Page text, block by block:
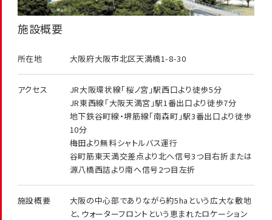
施設概要
所在地 大阪府大阪市北区天満橋1-8-30
アクセス
JR大阪環状線「桜ノ宮」駅西口より徒歩5分
JR東西線「大阪天満宮」駅1番出口より徒歩7分
地下鉄谷町線・堺筋線「南森町」駅3番出口より徒歩
10分
梅田より無料シャトルバス運行
谷町筋東天満交差点より北へ信号3つ目右折または
源八橋西詰より南へ信号2つ目左折
施設概要
大阪の中心部でありながら約5haという広大な敷地
と、ウォーターフロントという恵まれたロケーション